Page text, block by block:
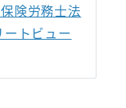
険労務士法
トビュー